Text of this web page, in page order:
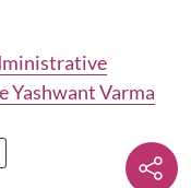
Yashwant Varma